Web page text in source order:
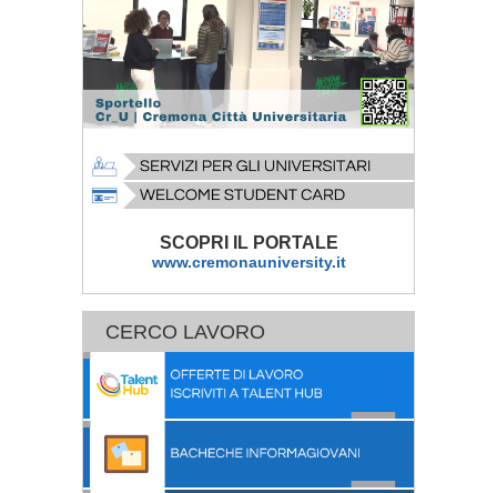
SCOPRI IL PORTALE
www.cremonauniversity.it
CERCO LAVORO